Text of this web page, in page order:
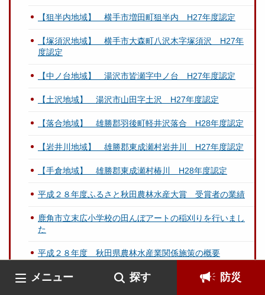
メニュー 探す 防災
【狙半内地域】 横手市増田町狙半内 H27年度認定
【塚須沢地域】 横手市大森町八沢木字塚須沢 H27年
度認定
【中ノ台地域】 湯沢市皆瀬字中ノ台 H27年度認定
【土沢地域】 湯沢市山田字土沢 H27年度認定
【落合地域】 雄勝郡羽後町軽井沢落合 H28年度認定
【岩井川地域】 雄勝郡東成瀬村岩井川 H27年度認定
【手倉地域】 雄勝郡東成瀬村椿川 H28年度認定
平成２８年度ふるさと秋田農林水産大賞 受賞者の業績
鹿角市立末広小学校の田んぼアートの稲刈りを行いまし
た
平成２８年度 秋田県農林水産業関係施策の概要
平成２７年度 農林水産業及び農山漁村に関する年次報